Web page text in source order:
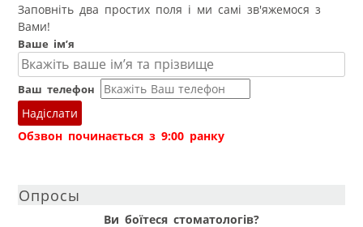
Заповніть два простих поля і ми самі зв'яжемося з
Вами!
Ваше ім’я
Ваш телефон
Надіслати
Обзвон починається з 9:00 ранку
Опросы
Ви боїтеся стоматологів?